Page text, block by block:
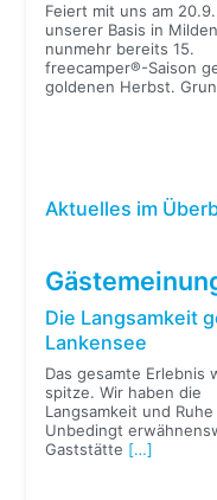
Feiert mit uns am
unserer Basis in
nunmehr bereits 15.
freecamper®-Saison
goldenen Herbst.
Aktuelles im
Die Langsamkeit
Lankensee
Das gesamte Erlebnis
spitze. Wir haben die
Langsamkeit und
Unbedingt
Gaststätte […]